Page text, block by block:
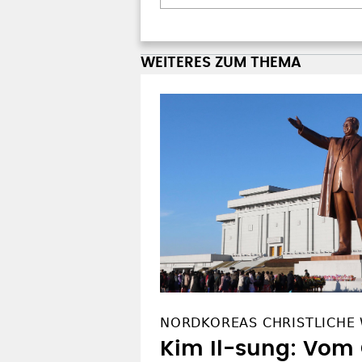
WEITERES ZUM THEMA
NORDKOREAS CHRISTLICHE
Kim Il-sung: Vom